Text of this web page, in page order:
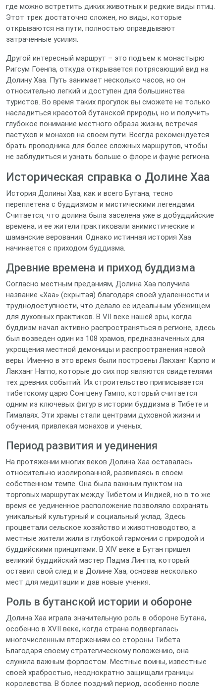
где можно встретить диких животных и редкие виды птиц.
Этот трек достаточно сложен, но виды, которые
открываются на пути, полностью оправдывают
затраченные усилия.
Другой интересный маршрут – это подъем к монастырю
Ригсум Гоенпа, откуда открывается потрясающий вид на
Долину Хаа. Путь занимает несколько часов, но он
относительно легкий и доступен для большинства
туристов. Во время таких прогулок вы сможете не только
насладиться красотой бутанской природы, но и получить
глубокое понимание местного образа жизни, встречая
пастухов и монахов на своем пути. Всегда рекомендуется
брать проводника для более сложных маршрутов, чтобы
не заблудиться и узнать больше о флоре и фауне региона.
Историческая справка о Долине Хаа
История Долины Хаа, как и всего Бутана, тесно
переплетена с буддизмом и мистическими легендами.
Считается, что долина была заселена уже в добуддийские
времена, и ее жители практиковали анимистические и
шаманские верования. Однако истинная история Хаа
начинается с приходом буддизма.
Древние времена и приход буддизма
Согласно местным преданиям, Долина Хаа получила
название «Хаа» (скрытая) благодаря своей удаленности и
труднодоступности, что делало ее идеальным убежищем
для духовных практиков. В VII веке нашей эры, когда
буддизм начал активно распространяться в регионе, здесь
был возведен один из 108 храмов, предназначенных для
укрощения местной демоницы и распространения новой
веры. Именно в это время были построены Лакханг Карпо и
Лакханг Нагпо, которые до сих пор являются свидетелями
тех древних событий. Их строительство приписывается
тибетскому царю Сонгцену Гампо, который считается
одним из ключевых фигур в истории буддизма в Тибете и
Гималаях. Эти храмы стали центрами духовной жизни и
обучения, привлекая монахов и ученых.
Период развития и уединения
На протяжении многих веков Долина Хаа оставалась
относительно изолированной, развиваясь в своем
собственном темпе. Она была важным пунктом на
торговых маршрутах между Тибетом и Индией, но в то же
время ее уединенное расположение позволяло сохранять
уникальный культурный и социальный уклад. Здесь
процветали сельское хозяйство и животноводство, а
местные жители жили в глубокой гармонии с природой и
буддийскими принципами. В XIV веке в Бутан пришел
великий буддийский мастер Падма Лингпа, который
оставил свой след и в Долине Хаа, основав несколько
мест для медитации и дав новые учения.
Роль в бутанской истории и обороне
Долина Хаа играла значительную роль в обороне Бутана,
особенно в XVII веке, когда страна подвергалась
многочисленным вторжениям со стороны Тибета.
Благодаря своему стратегическому положению, она
служила важным форпостом. Местные воины, известные
своей храбростью, неоднократно защищали границы
королевства. В более поздний период, особенно после